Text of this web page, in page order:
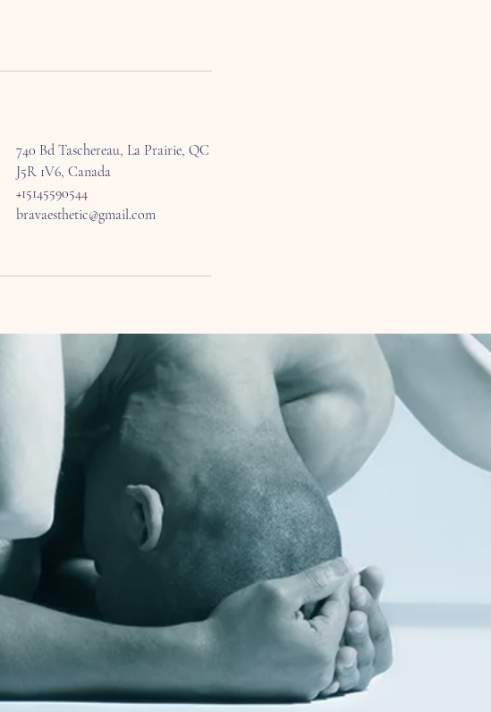
740 Bd Taschereau, La Prairie, QC
J5R 1V6, Canada
+15145590544
bravaesthetic@gmail.com